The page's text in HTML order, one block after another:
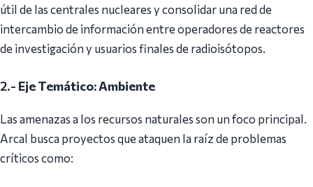
útil de las centrales nucleares y consolidar una red de
intercambio de información entre operadores de reactores
de investigación y usuarios finales de radioisótopos.
2.- Eje Temático: Ambiente
Las amenazas a los recursos naturales son un foco principal.
Arcal busca proyectos que ataquen la raíz de problemas
críticos como: